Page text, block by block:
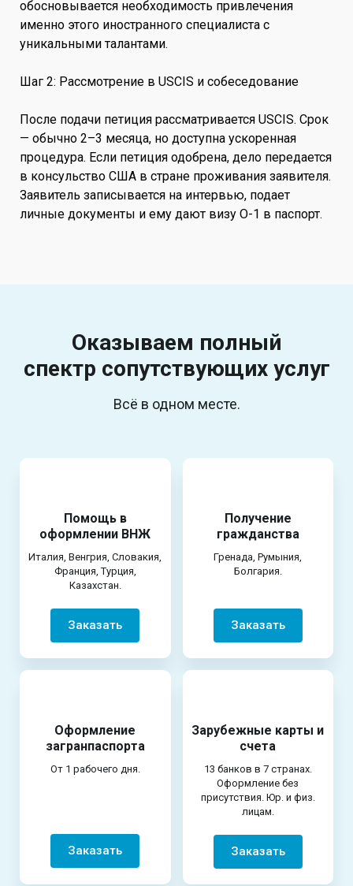
обосновывается необходимость привлечения
именно этого иностранного специалиста с
уникальными талантами.
Шаг 2: Рассмотрение в USCIS и собеседование
После подачи петиция рассматривается USCIS. Срок
— обычно 2–3 месяца, но доступна ускоренная
процедура. Если петиция одобрена, дело передается
в консульство США в стране проживания заявителя.
Заявитель записывается на интервью, подает
личные документы и ему дают визу O-1 в паспорт.
Оказываем полный
спектр сопутствующих услуг
Всё в одном месте.
Помощь в
оформлении ВНЖ
Италия, Венгрия, Словакия,
Франция, Турция,
Казахстан.
Заказать
Получение
гражданства
Гренада, Румыния,
Болгария.
Заказать
Оформление
загранпаспорта
От 1 рабочего дня.
Заказать
Зарубежные карты и
счета
13 банков в 7 странах.
Оформление без
присутствия. Юр. и физ.
лицам.
Заказать